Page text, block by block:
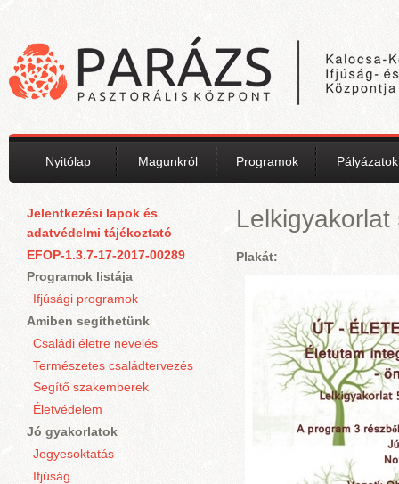
Nyitólap Magunkról Programok Pályázatok
Jelentkezési lapok és
adatvédelmi tájékoztató
EFOP-1.3.7-17-2017-00289
Programok listája
Ifjúsági programok
Amiben segíthetünk
Családi életre nevelés
Természetes családtervezés
Segítő szakemberek
Életvédelem
Jó gyakorlatok
Jegyesoktatás
Ifjúság
Plakát: